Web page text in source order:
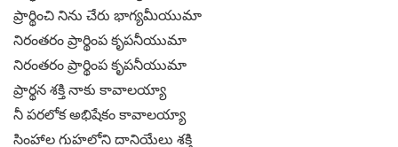
ప్రార్థించి నిను చేరు భాగ్యమీయుమా
నిరంతరం ప్రార్థింప కృపనీయుమా
నిరంతరం ప్రార్థింప కృపనీయుమా
ప్రార్థన శక్తి నాకు కావాలయ్యా
నీ పరలోక అభిషేకం కావాలయ్యా
సింహాల గుహలోని దానియేలు శక్తి